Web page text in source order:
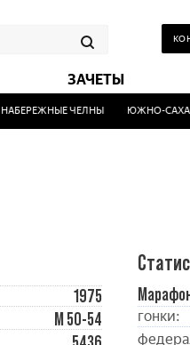
ЗАЧЕТЫ
ЧЕЛНЫ ЮЖНО-
1975
М 50-54 гонки: